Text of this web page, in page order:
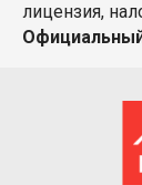
лицензия,